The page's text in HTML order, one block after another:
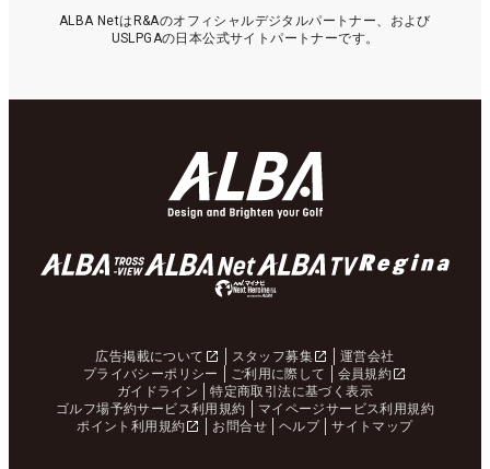
ALBA NetはR&Aのオフィシャルデジタルパートナー、および
USLPGAの日本公式サイトパートナーです。
広告掲載について スタッフ募集
運営会社
プライバシーポリシー
ご利用に際して
会員規約
ガイドライン
特定商取引法に基づく表示
ゴルフ場予約サービス利用規約
マイページサービス利用規約
ポイント利用規約
お問合せ ヘルプ サイトマップ